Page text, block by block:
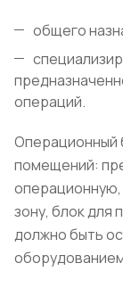
общего
операций.
Операционный
помещений:
зону, блок для
должно быть